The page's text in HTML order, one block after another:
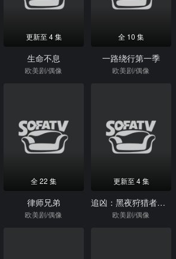
更新至 4 集
生命不息
欧美剧/偶像
全 10 集
一路绕行第一季
欧美剧/偶像
全 22 集
律师兄弟
欧美剧/偶像
更新至 4 集
追凶：黑夜狩猎者第二季
欧美剧/偶像